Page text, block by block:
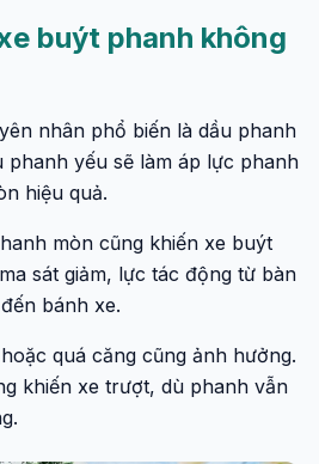
buýt phanh không
nhân phổ biến là dầu phanh
yếu sẽ làm áp lực phanh
hiệu quả.
mòn cũng khiến xe buýt
sát giảm, lực tác động từ bàn
bánh xe.
quá căng cũng ảnh hưởng.
khiến xe trượt, dù phanh vẫn